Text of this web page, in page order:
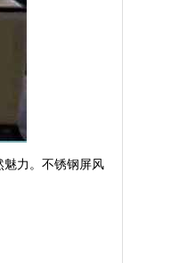
魅力。不锈钢屏风